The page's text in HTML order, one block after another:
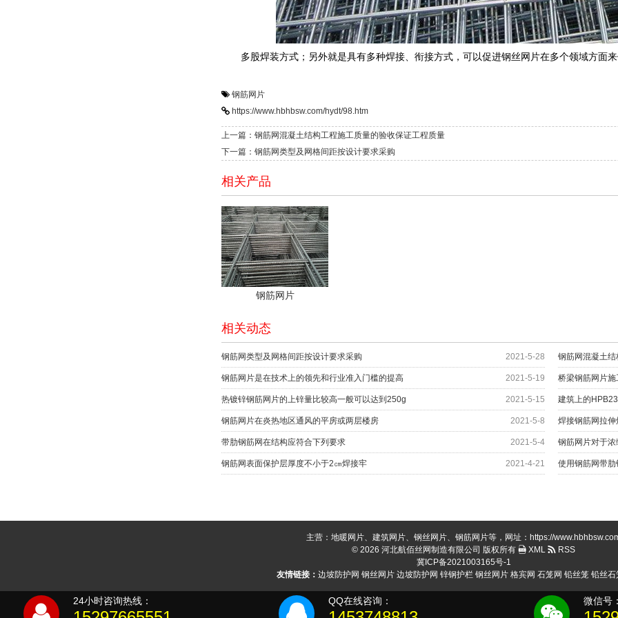
多股焊装方式；另外就是具有多种焊接、衔接方式，可以促进钢丝网片在多个领域方面
钢筋网片
https://www.hbhbsw.com/hydt/98.htm
上一篇：钢筋网混凝土结构工程施工质量的验收保证工程质量
下一篇：钢筋网类型及网格间距按设计要求采购
相关产品
钢筋网片
相关动态
钢筋网类型及网格间距按设计要求采购 2021-5-28 钢筋网混凝土
钢筋网片是在技术上的领先和行业准入门槛的提高 2021-5-19 桥梁钢筋网片
热镀锌钢筋网片的上锌量比较高一般可以达到250g 2021-5-15 建筑上的
钢筋网片在炎热地区通风的平房或两层楼房 2021-5-8 焊接钢筋网拉
带肋钢筋网在结构应符合下列要求 2021-5-4 钢筋网片对于
钢筋网表面保护层厚度不小于2㎝焊接牢 2021-4-21 使用钢筋网带
24小时咨询热线： QQ在线咨询： 微信号
主营：地暖网片、建筑网片、钢丝网片、钢筋网片等，网址：https://
© 2026 河北航佰丝网制造有限公司 版权所有
XML
RSS
冀ICP备2021003165号-1
友情链接： 边坡防护网 钢丝网片 边坡防护网 锌钢护栏 钢丝网片 格宾网 石笼网 铅丝笼 铅丝石